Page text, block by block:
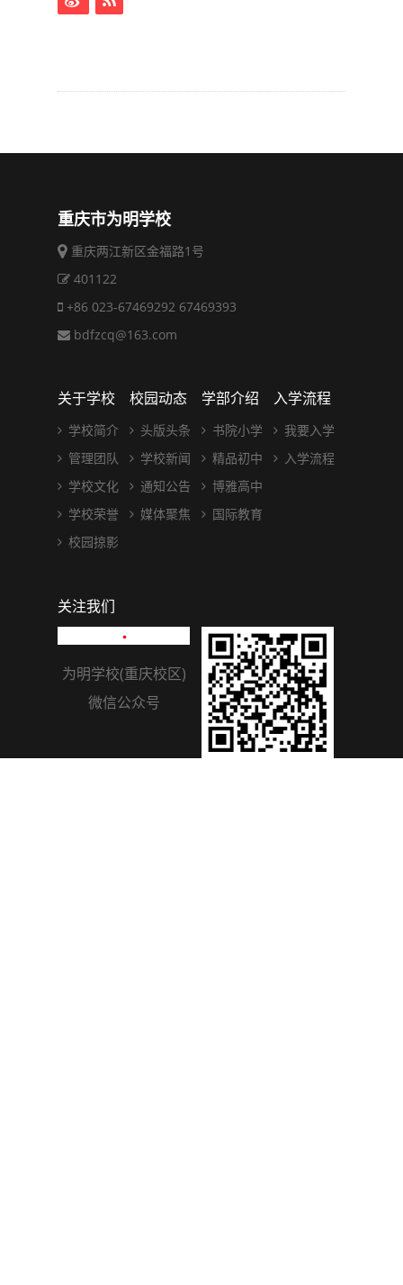
重庆市为明学校
重庆两江新区金福路1号
401122
+86 023-67469292 67469393
bdfzcq@163.com
关于学校
学校简介
管理团队
学校文化
学校荣誉
校园掠影
校园动态
头版头条
学校新闻
通知公告
媒体聚焦
学部介绍
书院小学
精品初中
博雅高中
国际教育
入学流程
我要入学
入学流程
关注我们
为明学校(重庆校区)
微信公众号